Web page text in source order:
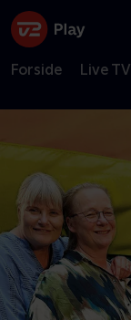
Forside Live TV